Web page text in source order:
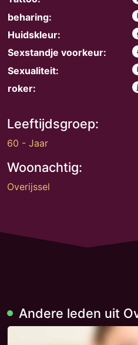
beharing:
Huidskleur:
Sexstandje voorkeur:
Sexualiteit:
roker:
Leeftijdsgroep:
60 - Jaar
Woonachtig:
Overijssel
Andere leden uit